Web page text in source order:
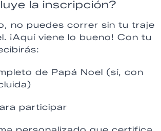
la inscripción?
no puedes correr sin tu traje
¡Aquí viene lo bueno! Con tu
de Papá Noel (sí, con
participar